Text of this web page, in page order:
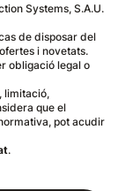
Systems, S.A.U.
de disposar del
i novetats.
obligació legal o
limitació,
que el
pot acudir
.